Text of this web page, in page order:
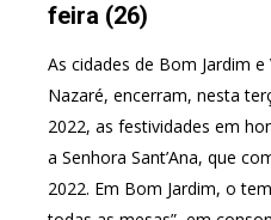
feira (26)
As cidades de Bom Jardim
Nazaré, encerram, nesta
2022, as festividades em
a Senhora Sant’Ana, que
2022. Em Bom Jardim, o